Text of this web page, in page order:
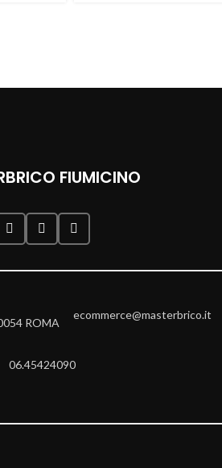
FIUMICINO
ROMA
ecommerce@masterbrico.it
06.45424090